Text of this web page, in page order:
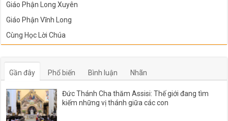
Giáo Phận Long Xuyên
Giáo Phận Vĩnh Long
Cùng Học Lời Chúa
Gần đây Phổ biến Bình luận Nhãn
Đức Thánh Cha thăm Assisi: Thế giới đang tìm
kiếm những vị thánh giữa các con